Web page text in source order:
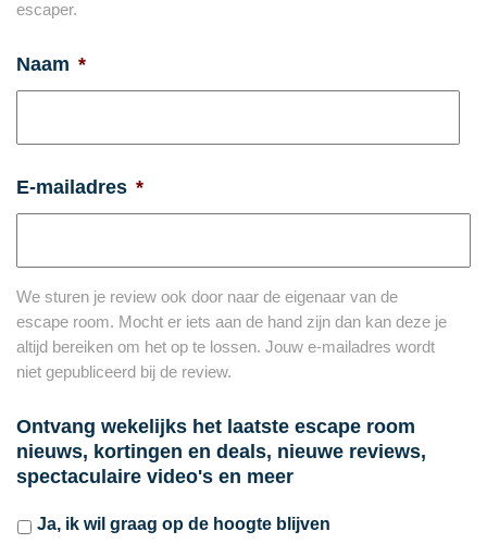
escaper.
Naam *
E-mailadres *
We sturen je review ook door naar de eigenaar van de
escape room. Mocht er iets aan de hand zijn dan kan deze je
altijd bereiken om het op te lossen. Jouw e-mailadres wordt
niet gepubliceerd bij de review.
Ontvang wekelijks het laatste escape room
nieuws, kortingen en deals, nieuwe reviews,
spectaculaire video's en meer
Ja, ik wil graag op de hoogte blijven